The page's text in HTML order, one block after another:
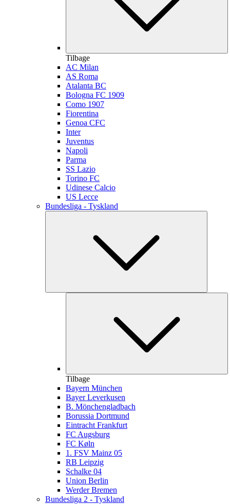
Tilbage
AC Milan
AS Roma
Atalanta BC
Bologna FC 1909
Como 1907
Fiorentina
Genoa CFC
Inter
Juventus
Napoli
Parma
SS Lazio
Torino FC
Udinese Calcio
US Lecce
Bundesliga - Tyskland
Tilbage
Bayern München
Bayer Leverkusen
B. Mönchengladbach
Borussia Dortmund
Eintracht Frankfurt
FC Augsburg
FC Køln
1. FSV Mainz 05
RB Leipzig
Schalke 04
Union Berlin
Werder Bremen
Bundesliga 2 - Tyskland